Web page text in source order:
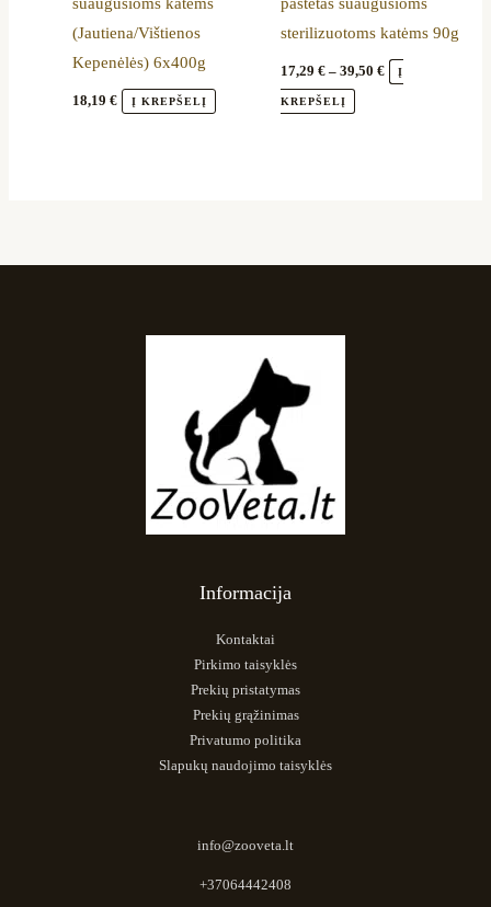
(Jautiena/Vištienos
Kepenėlės) 6x400g
18,19€ Į KREPŠELĮ
sterilizuotoms katėms 90g
17,29 € – 39,50 € Į
KREPŠELĮ
chosen
on
the
Informacija
Kontaktai
Pirkimo taisyklės
Prekių pristatymas
Prekių grąžinimas
Privatumo politika
Slapukų naudojimo taisyklės
info@zooveta.lt
+37064442408